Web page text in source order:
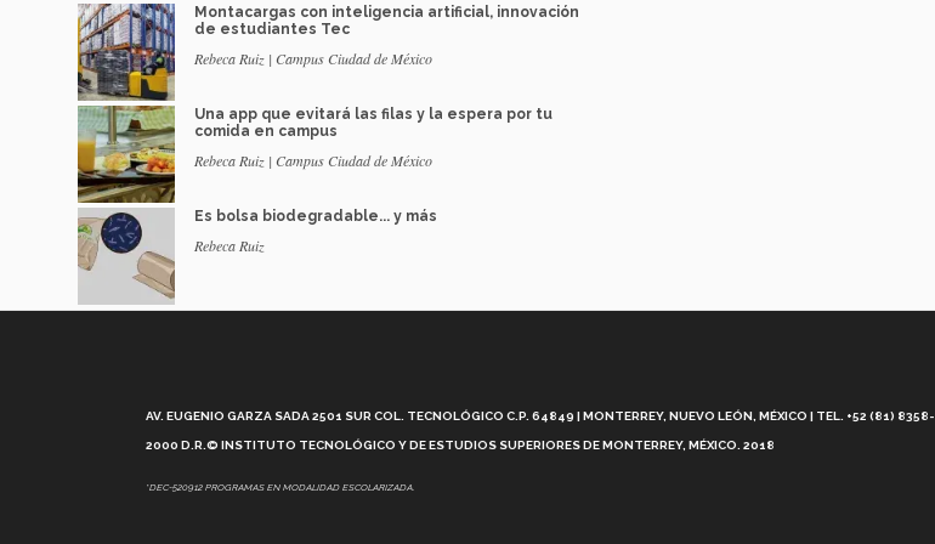
Montacargas con inteligencia artificial, innovación
de estudiantes Tec
Rebeca Ruiz | Campus Ciudad de México
Una app que evitará las filas y la espera por tu
comida en campus
Rebeca Ruiz | Campus Ciudad de México
Es bolsa biodegradable... y más
Rebeca Ruiz
AV. EUGENIO GARZA SADA 2501 SUR COL. TECNOLÓGICO C.P. 64849 | MONTERREY, NUEVO LEÓN, MÉXICO | TEL. +52 (81) 8358-
2000 D.R.© INSTITUTO TECNOLÓGICO Y DE ESTUDIOS SUPERIORES DE MONTERREY, MÉXICO. 2018
*DEC-520912 PROGRAMAS EN MODALIDAD ESCOLARIZADA.